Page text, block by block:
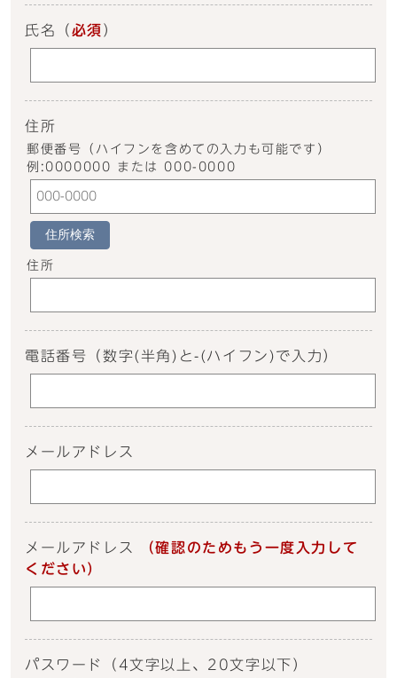
氏名 （ 必須 ）
住所
郵便番号（ハイフンを含めての入力も可能です）
例:0000000 または 000-0000
住所検索
住所
電話番号 （数字(半角)と-(ハイフン)で入力）
メールアドレス
メールアドレス
（確認のためもう一度入力して
ください）
パスワード
（4文字以上、20文字以下）